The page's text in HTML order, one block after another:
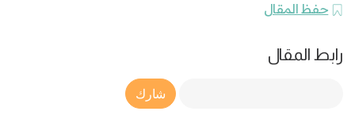
حفظ المقال
رابط المقال
Article Link
شارك